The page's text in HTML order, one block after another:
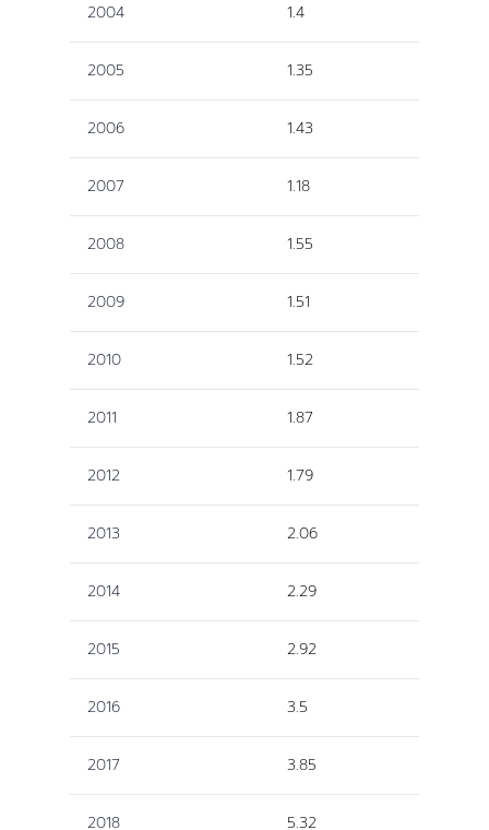
2004 1.4
2005 1.35
2006 1.43
2007 1.18
2008 1.55
2009 1.51
2010 1.52
2011 1.87
2012 1.79
2013 2.06
2014 2.29
2015 2.92
2016 3.5
2017 3.85
2018 5.32